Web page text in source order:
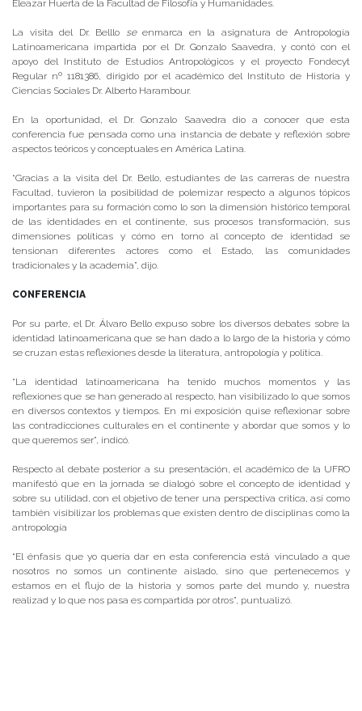
Eleazar Huerta de la Facultad de Filosofía y Humanidades.
La visita del Dr. Belllo seenmarca en la asignatura de Antropología
Latinoamericana impartida por el Dr. Gonzalo Saavedra, y contó con el
apoyo del Instituto de Estudios Antropológicos y el proyecto Fondecyt
Regular nº 1181386, dirigido por el académico del Instituto de Historia y
Ciencias Sociales Dr. Alberto Harambour.
En la oportunidad, el Dr. Gonzalo Saavedra dio a conocer que esta
conferencia fue pensada como una instancia de debate y reflexión sobre
aspectos teóricos y conceptuales en América Latina.
“Gracias a la visita del Dr. Bello, estudiantes de las carreras de nuestra
Facultad, tuvieron la posibilidad de polemizar respecto a algunos tópicos
importantes para su formación como lo son la dimensión histórico temporal
de las identidades en el continente, sus procesos transformación, sus
dimensiones políticas y cómo en torno al concepto de identidad se
tensionan diferentes actores como el Estado, las comunidades
tradicionales y la academia”, dijo.
CONFERENCIA
Por su parte, el Dr. Álvaro Bello expuso sobre los diversos debates sobre la
identidad latinoamericana que se han dado a lo largo de la historia y cómo
se cruzan estas reflexiones desde la literatura, antropología y política.
“La identidad latinoamericana ha tenido muchos momentos y las
reflexiones que se han generado al respecto, han visibilizado lo que somos
en diversos contextos y tiempos. En mi exposición quise reflexionar sobre
las contradicciones culturales en el continente y abordar que somos y lo
que queremos ser”, indicó.
Respecto al debate posterior a su presentación, el académico de la UFRO
manifestó que en la jornada se dialogó sobre el concepto de identidad y
sobre su utilidad, con el objetivo de tener una perspectiva critica, así como
también visibilizar los problemas que existen dentro de disciplinas como la
antropología
“El énfasis que yo quería dar en esta conferencia está vinculado a que
nosotros no somos un continente aislado, sino que pertenecemos y
estamos en el flujo de la historia y somos parte del mundo y, nuestra
realizad y lo que nos pasa es compartida por otros”, puntualizó.